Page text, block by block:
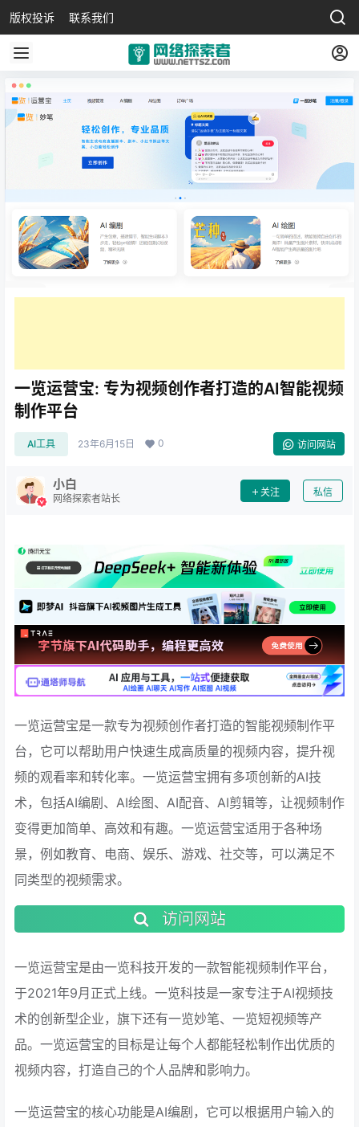
版权投诉 联系我们
一览运营宝: 专为视频创作者打造的AI智能视频
制作平台
AI工具 23年6月15日 0 访问网站
小白
网络探索者站长
关注 私信
一览运营宝是一款专为视频创作者打造的智能视频制作平
台，它可以帮助用户快速生成高质量的视频内容，提升视
频的观看率和转化率。一览运营宝拥有多项创新的AI技
术，包括AI编剧、AI绘图、AI配音、AI剪辑等，让视频制作
变得更加简单、高效和有趣。一览运营宝适用于各种场
景，例如教育、电商、娱乐、游戏、社交等，可以满足不
同类型的视频需求。
访问网站
一览运营宝是由一览科技开发的一款智能视频制作平台，
于2021年9月正式上线。一览科技是一家专注于AI视频技
术的创新型企业，旗下还有一览妙笔、一览短视频等产
品。一览运营宝的目标是让每个人都能轻松制作出优质的
视频内容，打造自己的个人品牌和影响力。
一览运营宝的核心功能是AI编剧，它可以根据用户输入的